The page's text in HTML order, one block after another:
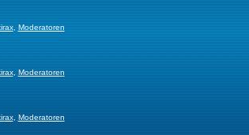
, Moderatoren
, Moderatoren
, Moderatoren